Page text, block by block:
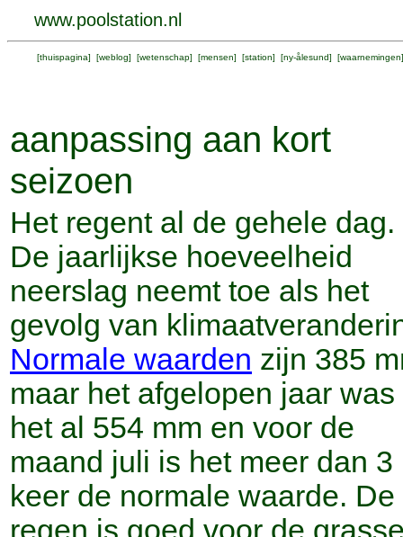
www.poolstation.nl
[thuispagina] [weblog] [wetenschap] [mensen] [station] [ny-ålesund] [waarnemingen
aanpassing aan kort
seizoen
Het regent al de gehele dag.
De jaarlijkse hoeveelheid
neerslag neemt toe als het
gevolg van
Normale waarden zijn 385
maar het afgelopen jaar was
het al 554 mm en voor de
maand juli is het meer dan 3
keer de normale waarde. De
regen is goed voor de